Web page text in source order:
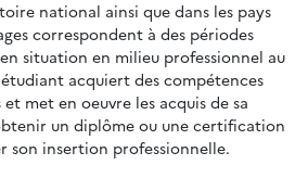
national ainsi que dans les pays
correspondent à des périodes
situation en milieu professionnel au
acquiert des compétences
met en oeuvre les acquis de sa
un diplôme ou une certification
son insertion professionnelle.